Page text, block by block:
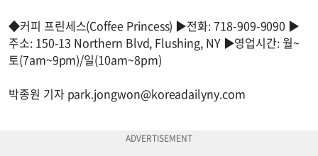
◆커피 프린세스(Coffee Princess) ▶전화: 718-909-9090 ▶
주소: 150-13 Northern Blvd, Flushing, NY ▶영업시간: 월~
토(7am~9pm)/일(10am~8pm)
박종원 기자 park.jongwon@koreadailyny.com